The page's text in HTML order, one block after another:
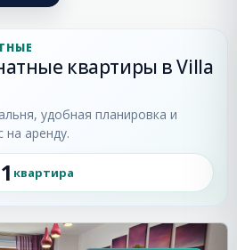
и современных
комфортное
года. Архитектура
в гармоничном стиле, а
его привлекательным как
инвестиций в недвижимость у
апартаменты с
светлыми
интерьерами.
квартиры в Villa
удобная планировка и
на аренду.
1 квартира